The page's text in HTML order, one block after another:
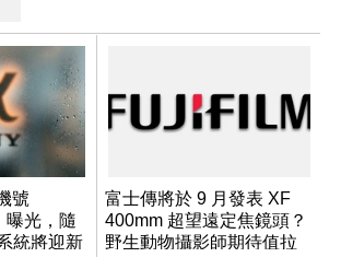
號
曝光，隨
統將迎新
富士傳將於 9 月發表 XF
400mm 超望遠定焦鏡頭？
野生動物攝影師期待值拉